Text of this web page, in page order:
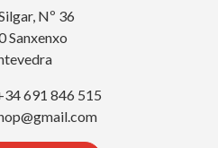
Nº 36
Sanxenxo
691 846 515